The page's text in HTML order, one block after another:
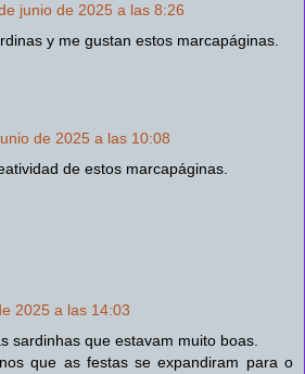
junio de 2025 a las 8:26
y me gustan estos marcapáginas.
de 2025 a las 10:08
de estos marcapáginas.
2025 a las 14:03
sardinhas que estavam muito boas.
que as festas se expandiram para o